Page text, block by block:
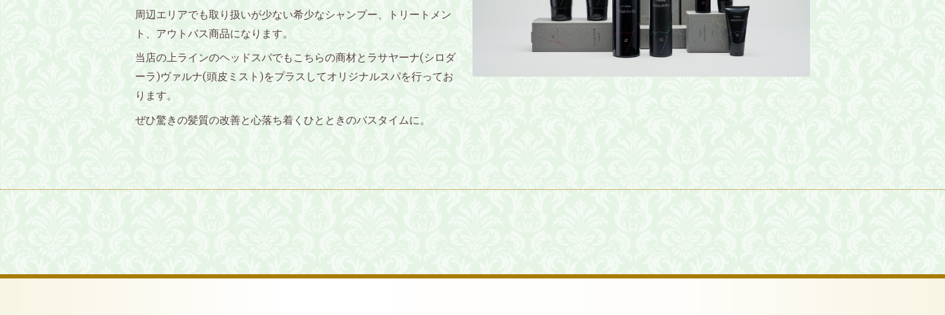
周辺エリアでも取り扱いが少ない希少なシャンプー、トリートメン
ト、アウトバス商品になります。
当店の上ラインのヘッドスパでもこちらの商材とラサヤーナ(シロダ
ーラ)ヴァルナ(頭皮ミスト)をプラスしてオリジナルスパを行ってお
ります。
ぜひ驚きの髪質の改善と心落ち着くひとときのバスタイムに。